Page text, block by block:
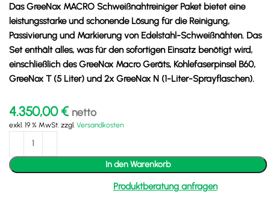
Das GreeNox MACRO Schweißnahtreiniger Paket bietet eine
leistungsstarke und schonende Lösung für die Reinigung,
Passivierung und Markierung von Edelstahl-Schweißnähten. Das
Set enthält alles, was für den sofortigen Einsatz benötigt wird,
einschließlich des GreeNox Macro Geräts, Kohlefaserpinsel B60,
GreeNox T (5 Liter) und 2x GreeNox N (1-Liter-Sprayflaschen).
4.350,00€ netto
exkl. 19 % MwSt. zzgl. Versandkosten
In den Warenkorb
Produktberatung anfragen